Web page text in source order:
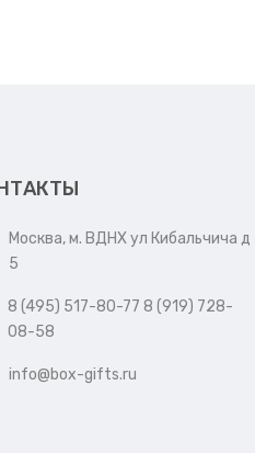
Москва, м. ВДНХ ул Кибальчича д
5
8 (495) 517-80-77 8 (919) 728-
08-58
info@box-gifts.ru